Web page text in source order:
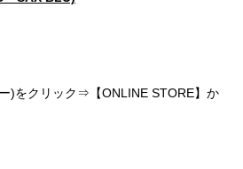
)をクリック⇒【ONLINE STORE】か